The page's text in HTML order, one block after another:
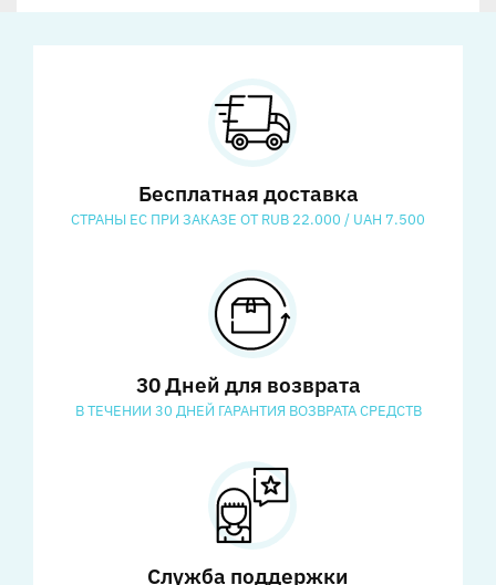
Бесплатная доставка
СТРАНЫ ЕС ПРИ ЗАКАЗЕ ОТ RUB 22.000 / UAH 7.500
30 Дней для возврата
В ТЕЧЕНИИ 30 ДНЕЙ ГАРАНТИЯ ВОЗВРАТА СРЕДСТВ
Служба поддержки